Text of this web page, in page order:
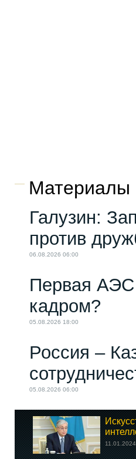
Материалы
Галузин:
против
06.08.2026 06:00
Первая АЭС
кадром?
05.08.2026 18:00
Россия –
05.08.2026 06:00